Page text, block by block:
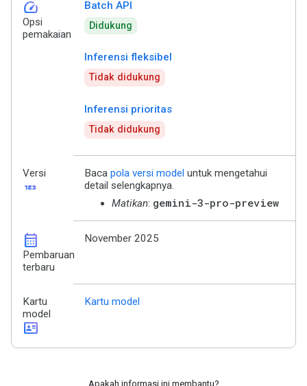
speed
Opsi
pemakaian
Batch API
Didukung
Inferensi fleksibel
Tidak didukung
Inferensi prioritas
Tidak didukung
Versi
123
Baca pola versi model untuk mengetahui
detail selengkapnya.
Matikan: gemini-3-pro-preview
calendar_month
Pembaruan
terbaru
November 2025
Kartu
model
id_card
Kartu model
Apakah informasi ini membantu?